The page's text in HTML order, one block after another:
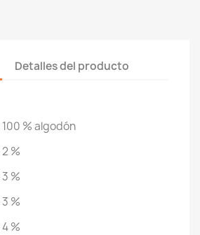
Detalles del producto
% algodón
%
%
%
%